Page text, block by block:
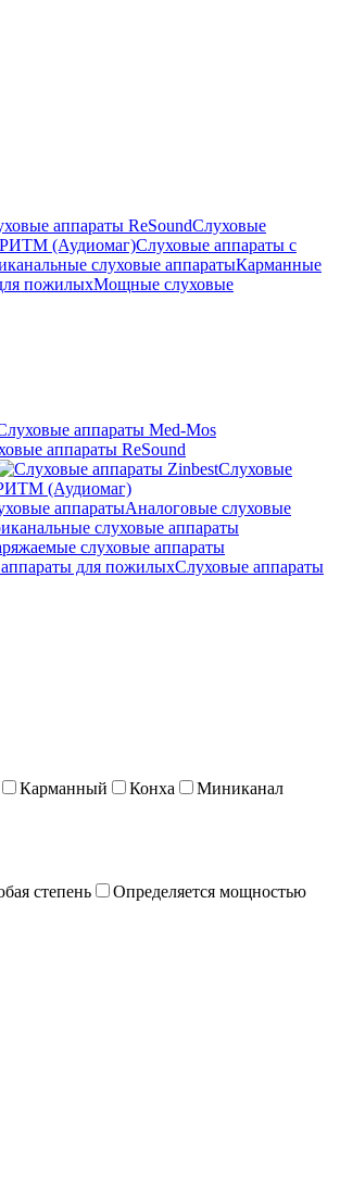
аппараты ReSoundСлуховые
РИТМ (Аудиомаг)Слуховые аппараты с
слуховые аппаратыКарманные
пожилыхМощные слуховые
аппараты Med-Mos
аппараты ReSound
Слуховые
(Аудиомаг)
Аналоговые слуховые
слуховые аппараты
Слуховые аппараты
Карманный Конха
Миниканал
степень
Определяется мощностью